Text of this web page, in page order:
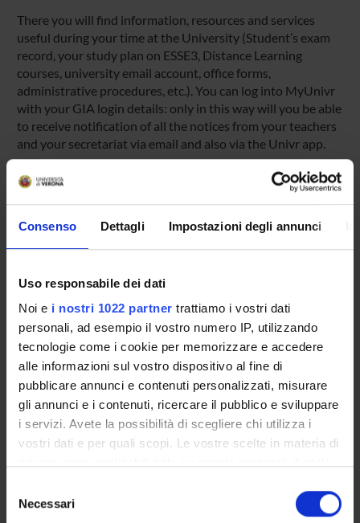
Consenso Dettagli Impostazioni degli annunci
Uso responsabile dei dati
Noi e i nostri 1022 partner trattiamo i vostri dati
personali, ad esempio il vostro numero IP, utilizzando
tecnologie come i cookie per memorizzare e accedere
alle informazioni sul vostro dispositivo al fine di
pubblicare annunci e contenuti personalizzati, misurare
gli annunci e i contenuti, ricercare il pubblico e sviluppare
i servizi. Avete la possibilità di scegliere chi utilizza i
vostri dati e per quali scopi. Le vostre scelte in materia di
modificare o revocare il proprio consenso in qualsiasi
delNecessari
There you will find information, resources and services
useful during your time at the University (Student’s exam
record, your study plan on ESSE3, Distance Learning
courses, university email account, office forms,
administrative procedures, etc.). You can log into MyUnivr
with your GIA login details: only in this way will you be able
to receive notification of all the notices from your teachers
and your secretariat via email and also via the Univr app.
MYUNIVR
Enrolment Policy
Academic Calendar
Lesson timetable
Degree Programme
Exam calendar
Notices
Thesis and internship proposals
Governing bodies
Faculty staff